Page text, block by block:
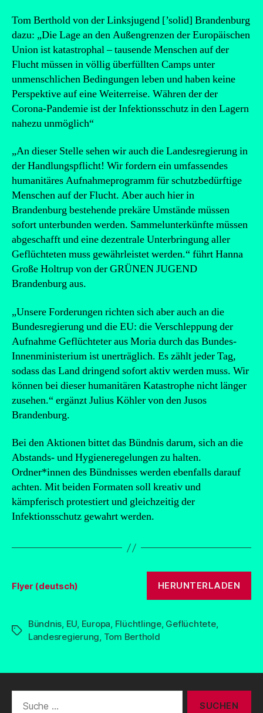
Tom Berthold von der Linksjugend [’solid] Brandenburg
dazu: „Die Lage an den Außengrenzen der Europäischen
Union ist katastrophal – tausende Menschen auf der
Flucht müssen in völlig überfüllten Camps unter
unmenschlichen Bedingungen leben und haben keine
Perspektive auf eine Weiterreise. Währen der der
Corona-Pandemie ist der Infektionsschutz in den Lagern
nahezu unmöglich“
„An dieser Stelle sehen wir auch die Landesregierung in
der Handlungspflicht! Wir fordern ein umfassendes
humanitäres Aufnahmeprogramm für schutzbedürftige
Menschen auf der Flucht. Aber auch hier in
Brandenburg bestehende prekäre Umstände müssen
sofort unterbunden werden. Sammelunterkünfte müssen
abgeschafft und eine dezentrale Unterbringung aller
Geflüchteten muss gewährleistet werden.“ führt Hanna
Große Holtrup von der GRÜNEN JUGEND
Brandenburg aus.
„Unsere Forderungen richten sich aber auch an die
Bundesregierung und die EU: die Verschleppung der
Aufnahme Geflüchteter aus Moria durch das Bundes-
Innenministerium ist unerträglich. Es zählt jeder Tag,
sodass das Land dringend sofort aktiv werden muss. Wir
können bei dieser humanitären Katastrophe nicht länger
zusehen.“ ergänzt Julius Köhler von den Jusos
Brandenburg.
Bei den Aktionen bittet das Bündnis darum, sich an die
Abstands- und Hygieneregelungen zu halten.
Ordner*innen des Bündnisses werden ebenfalls darauf
achten. Mit beiden Formaten soll kreativ und
kämpferisch protestiert und gleichzeitig der
Infektionsschutz gewahrt werden.
Flyer (deutsch) HERUNTERLADEN
Schlagwörter
Bündnis, EU, Europa, Flüchtlinge, Geflüchtete,
Landesregierung, Tom Berthold
nach: